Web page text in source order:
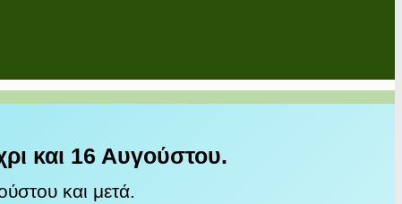
και 16 Αυγούστου.
και μετά.